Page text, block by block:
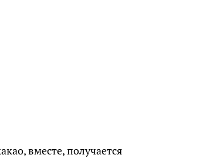
вместе, получается